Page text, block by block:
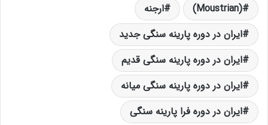
(Moustrian)
ارجنه
ایران در دوره پارینه سنگی جدید
ایران در دوره پارینه سنگی قدیم
ایران در دوره پارینه سنگی میانه
ایران در دوره فرا پارینه سنگی